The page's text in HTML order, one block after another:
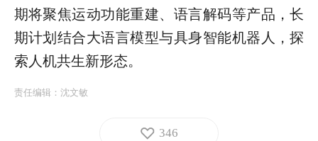
期将聚焦运动功能重建、语言解码等产品，长
期计划结合大语言模型与具身智能机器人，探
索人机共生新形态。
责任编辑： 沈文敏
346